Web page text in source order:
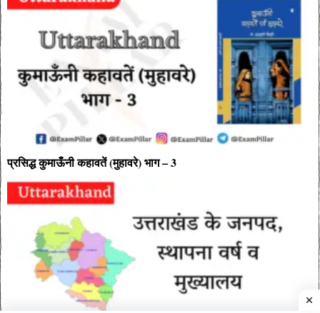
प्रसिद्ध कुमाऊँनी कहावतें (मुहावरे) भाग – 3